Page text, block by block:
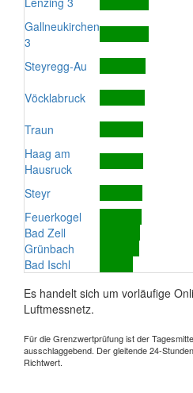
Gallneukirchen
3
Steyregg-Au
Vöcklabruck
Traun
Haag am
Hausruck
Steyr
Feuerkogel
Bad Zell
Grünbach
Bad Ischl
Es handelt sich um vorläufige
Luftmessnetz.
Für die Grenzwertprüfung ist der
ausschlaggebend. Der gleitende 24-
Richtwert.